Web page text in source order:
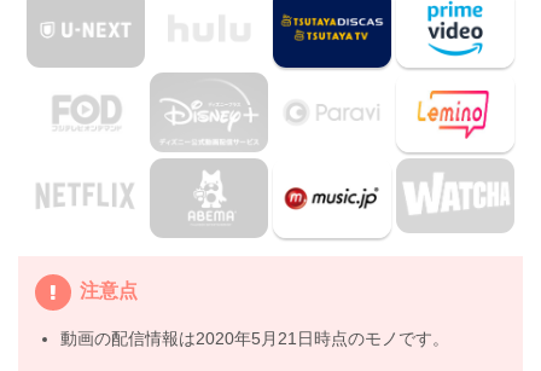
映画『ザ・バニシング -消失-』の動画はDailymotionや
Pandoraではなく、配信サービスで安全に見よう
映画『ザ・バニシング -消失-』動画フル無料視聴まとめ
注意点
動画の配信情報は2020年5月21日時点のモノです。